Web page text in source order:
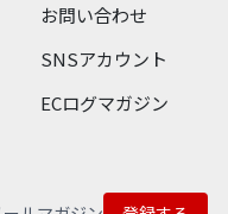
お問い合わせ
SNSアカウント
ECログマガジン